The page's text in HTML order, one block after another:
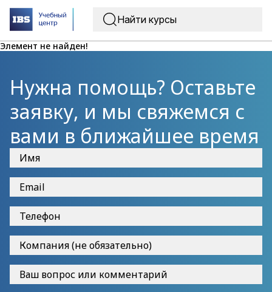
Элемент не найден!
Нужна помощь? Оставьте
заявку, и мы свяжемся с
вами в ближайшее время